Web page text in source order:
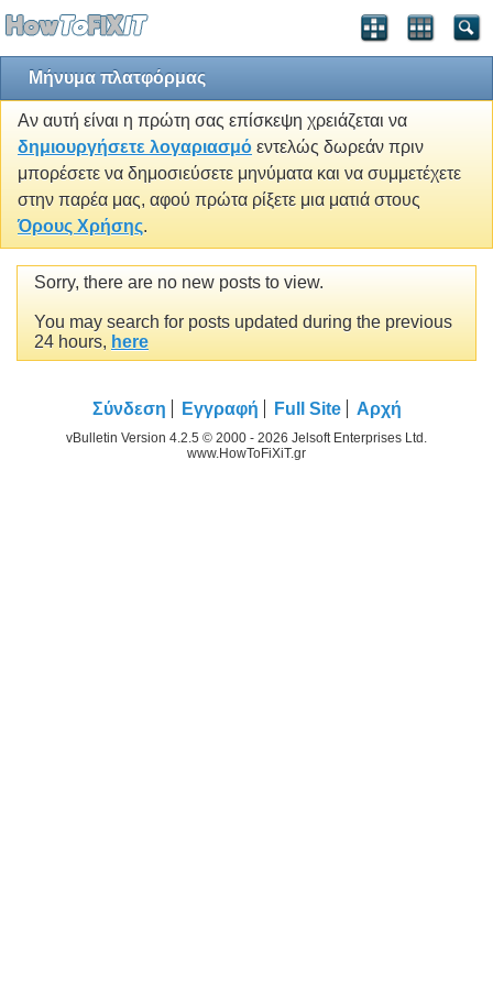
Μήνυμα πλατφόρμας
Αν αυτή είναι η πρώτη σας επίσκεψη χρειάζεται να
δημιουργήσετε λογαριασμό εντελώς δωρεάν πριν
μπορέσετε να δημοσιεύσετε μηνύματα και να συμμετέχετε
στην παρέα μας, αφού πρώτα ρίξετε μια ματιά στους
Όρους Χρήσης.
Sorry, there are no new posts to view.
You may search for posts updated during the previous
24 hours, here
Σύνδεση Εγγραφή Full Site Αρχή
vBulletin Version 4.2.5 © 2000 - 2026 Jelsoft Enterprises Ltd.
www.HowToFiXiT.gr